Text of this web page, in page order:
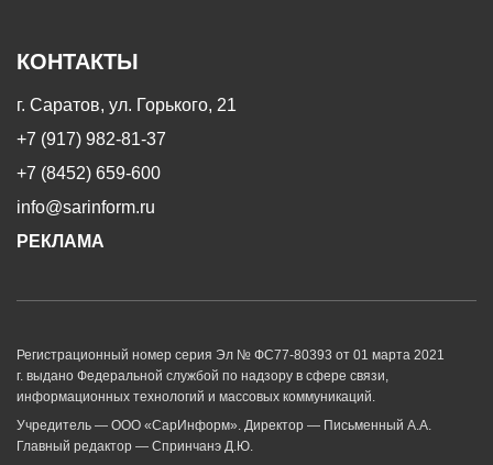
КОНТАКТЫ
г. Саратов, ул. Горького, 21
+7 (917) 982-81-37
+7 (8452) 659-600
info@sarinform.ru
РЕКЛАМА
Регистрационный номер серия Эл № ФС77-80393 от 01 марта 2021
г. выдано Федеральной службой по надзору в сфере связи,
информационных технологий и массовых коммуникаций.
Учредитель — ООО «СарИнформ». Директор — Письменный А.А.
Главный редактор — Спринчанэ Д.Ю.